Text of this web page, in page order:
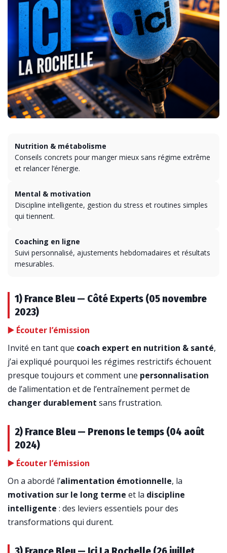
Nutrition & métabolisme
Conseils concrets pour manger mieux sans régime extrême
et relancer l’énergie.
Mental & motivation
Discipline intelligente, gestion du stress et routines simples
qui tiennent.
Coaching en ligne
Suivi personnalisé, ajustements hebdomadaires et résultats
mesurables.
1) France Bleu — Côté Experts (05 novembre
2023)
▶️ Écouter l’émission
Invité en tant que coach expert en nutrition & santé,
j’ai expliqué pourquoi les régimes restrictifs échouent
presque toujours et comment une personnalisation
de l’alimentation et de l’entraînement permet de
changer durablement sans frustration.
2) France Bleu — Prenons le temps (04 août
2024)
▶️ Écouter l’émission
On a abordé l’alimentation émotionnelle, la
motivation sur le long terme et la discipline
intelligente : des leviers essentiels pour des
transformations qui durent.